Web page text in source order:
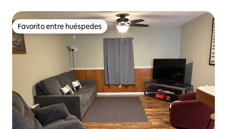
Favorito entre huéspedes
Favorito entre huéspedes